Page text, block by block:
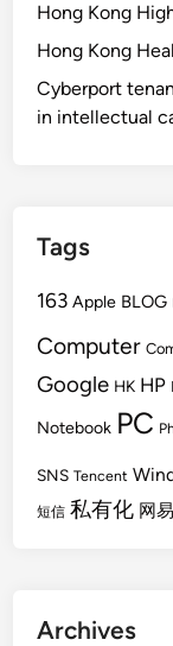
Hong Kong
Hong Kong
Cyberport
in intellectual
Tags
163 Apple BLOG
Computer
Google HK HP
Notebook PC
SNS Tencent
短信 私有化 网易
Archives